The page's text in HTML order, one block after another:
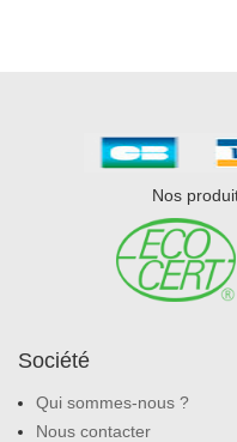
Nos
Société
Qui sommes-nous ?
Nous contacter